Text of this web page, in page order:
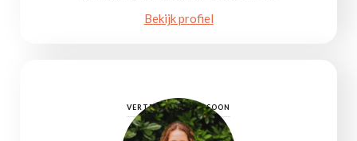
Bekijk profiel
VERTROUWENSPERSOON